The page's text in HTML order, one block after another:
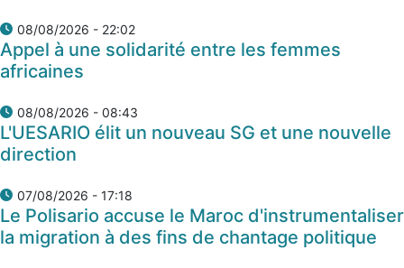
08/08/2026 - 22:02
Appel à une solidarité entre les femmes
africaines
08/08/2026 - 08:43
L'UESARIO élit un nouveau SG et une nouvelle
direction
07/08/2026 - 17:18
Le Polisario accuse le Maroc d'instrumentaliser
la migration à des fins de chantage politique